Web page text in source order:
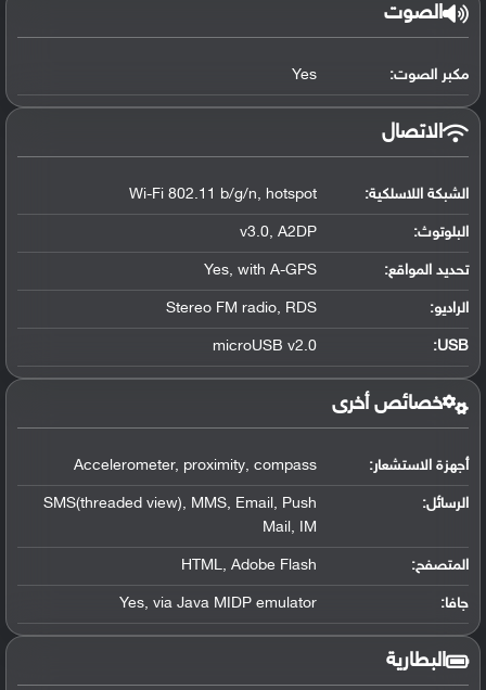
الصوت
مكبر الصوت: Yes
الاتصال
الشبكة اللاسلكية: Wi-Fi 802.11 b/g/n, hotspot
البلوتوث:
v3.0, A2DP
تحديد المواقع:
Yes, with A-GPS
الراديو: Stereo FM radio, RDS
USB
:
microUSB v2.0
خصائص أخرى
أجهزة الاستشعار: Accelerometer, proximity, compass
الرسائل:
SMS(threaded view), MMS, Email, Push
Mail, IM
المتصفح: HTML, Adobe Flash
جافا: Yes, via Java MIDP emulator
البطارية